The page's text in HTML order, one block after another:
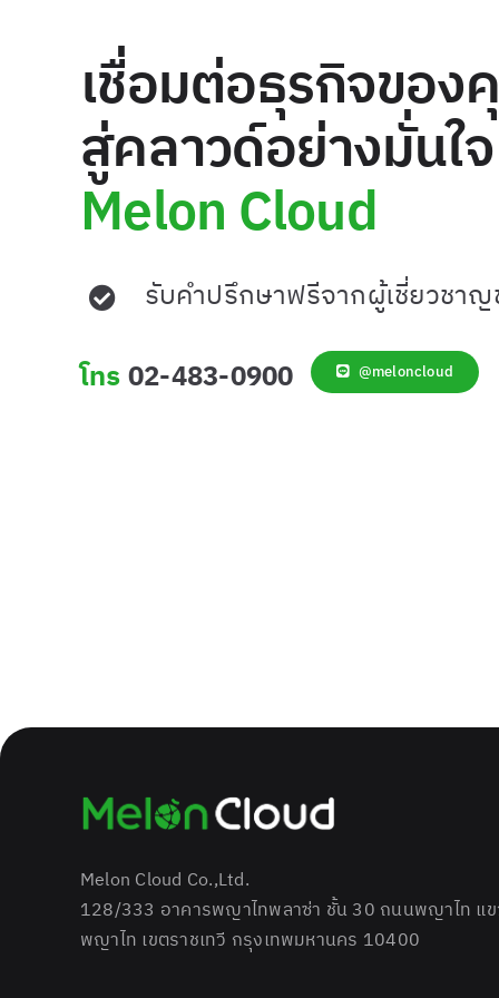
เชื่อมต่อธุรกิจขอ
สู่คลาวด์อย่างมั่นใ
Melon Cloud
รับคำปรึกษาฟรีจากผู้เชี่ยวชาญ
โทร02-483-0900 @meloncloud
Melon Cloud Co.,Ltd.
128/333 อาคารพญาไทพลาซ่า ชั้น 30 ถนนพญาไท แ
พญาไท เขตราชเทวี กรุงเทพมหานคร 10400